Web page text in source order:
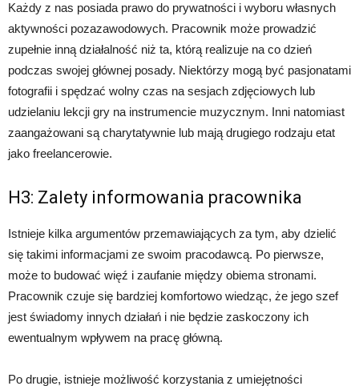
Każdy z nas posiada prawo do prywatności i wyboru własnych
aktywności pozazawodowych. Pracownik może prowadzić
zupełnie inną działalność niż ta, którą realizuje na co dzień
podczas swojej głównej posady. Niektórzy mogą być pasjonatami
fotografii i spędzać wolny czas na sesjach zdjęciowych lub
udzielaniu lekcji gry na instrumencie muzycznym. Inni natomiast
zaangażowani są charytatywnie lub mają drugiego rodzaju etat
jako freelancerowie.
H3: Zalety informowania pracownika
Istnieje kilka argumentów przemawiających za tym, aby dzielić
się takimi informacjami ze swoim pracodawcą. Po pierwsze,
może to budować więź i zaufanie między obiema stronami.
Pracownik czuje się bardziej komfortowo wiedząc, że jego szef
jest świadomy innych działań i nie będzie zaskoczony ich
ewentualnym wpływem na pracę główną.
Po drugie, istnieje możliwość korzystania z umiejętności